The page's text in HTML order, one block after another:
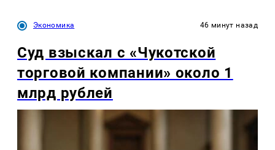
Экономика 46 минут назад
Суд взыскал с «Чукотской
торговой компании» около 1
млрд рублей